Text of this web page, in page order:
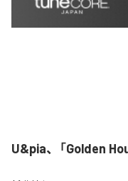
U&pia、「Golden